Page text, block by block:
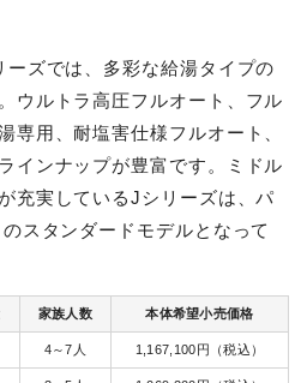
ーズでは、多彩な給湯タイプの
ウルトラ高圧フルオート、フル
専用、耐塩害仕様フルオート、
インナップが豊富です。ミドル
充実しているJシリーズは、パ
スタンダードモデルとなって
家族人数 本体希望小売価格
4～7人 1,167,100円（税込）